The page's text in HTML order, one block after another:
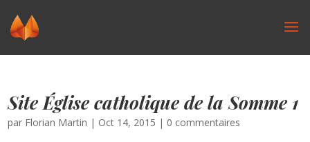
Site Église catholique de la Somme 1
par Florian Martin | Oct 14, 2015 | 0 commentaires